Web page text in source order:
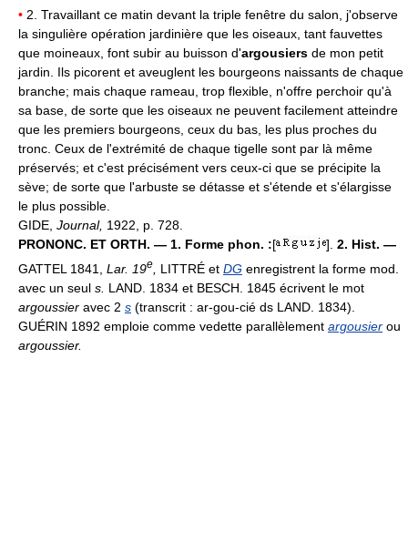
• 2. Travaillant ce matin devant la triple fenêtre du salon, j'observe
la singulière opération jardinière que les oiseaux, tant fauvettes
que moineaux, font subir au buisson d'argousiers de mon petit
jardin. Ils picorent et aveuglent les bourgeons naissants de chaque
branche; mais chaque rameau, trop flexible, n'offre perchoir qu'à
sa base, de sorte que les oiseaux ne peuvent facilement atteindre
que les premiers bourgeons, ceux du bas, les plus proches du
tronc. Ceux de l'extrémité de chaque tigelle sont par là même
préservés; et c'est précisément vers ceux-ci que se précipite la
sève; de sorte que l'arbuste se détasse et s'étende et s'élargisse
le plus possible.
GIDE, Journal, 1922, p. 728.
PRONONC. ET ORTH. — 1. Forme phon. :[ ]. 2. Hist. —
GATTEL 1841, Lar. 19e LITTRÉ et DG enregistrent la forme mod.
avec un seul s. LAND. 1834 et BESCH. 1845 écrivent le mot
argoussier avec 2 s (transcrit : ar-gou-cié ds LAND. 1834).
GUÉRIN 1892 emploie comme vedette parallèlement argousier ou
argoussier.